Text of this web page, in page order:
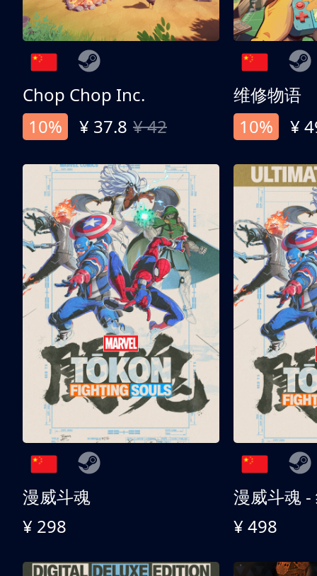
Chop Chop Inc.
10%
¥ 37.8 ¥ 42
维修物语
10%
¥
漫威斗魂
¥ 298
漫威斗魂 -
¥ 498